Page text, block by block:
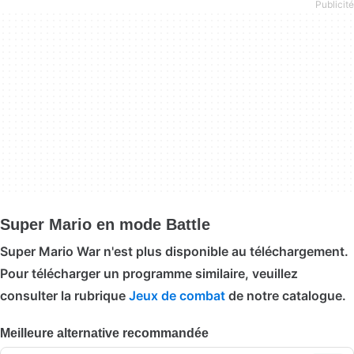
Super Mario en mode Battle
Super Mario War n'est plus disponible au téléchargement.
Pour télécharger un programme similaire, veuillez
consulter la rubrique Jeux de combat de notre catalogue.
Meilleure alternative recommandée